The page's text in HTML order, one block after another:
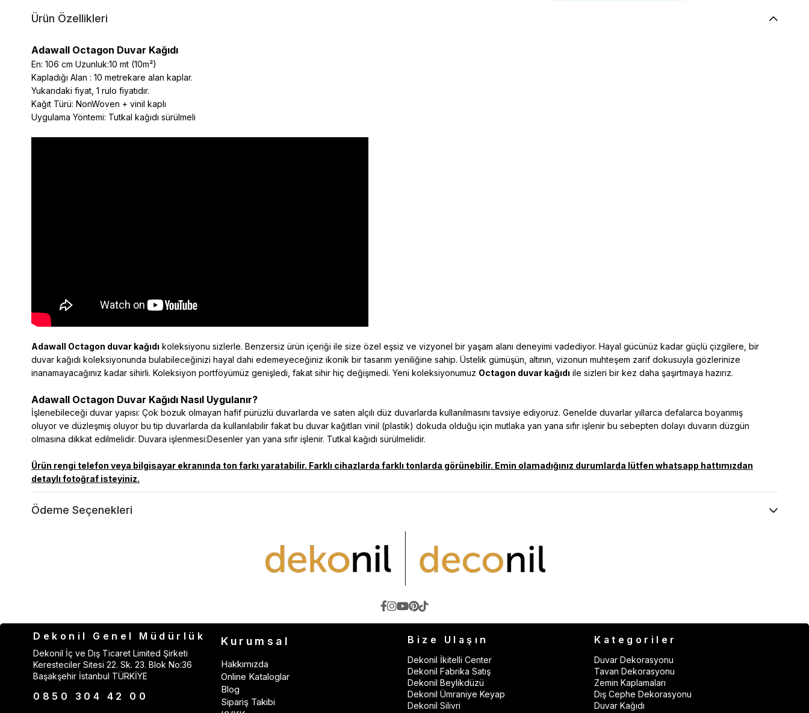
Ürün Özellikleri
Adawall Octagon Duvar Kağıdı
En: 106 cm Uzunluk:10 mt (10m²)
Kapladığı Alan : 10 metrekare alan kaplar.
Yukarıdaki fiyat, 1 rulo fiyatıdır.
Kağıt Türü: NonWoven + vinil kaplı
Uygulama Yöntemi: Tutkal kağıdı sürülmeli
Adawall Octagon duvar kağıdı koleksiyonu sizlerle. Benzersiz ürün içeriği ile size özel eşsiz ve vizyonel bir yaşam alanı deneyimi vadediyor. Hayal gücünüz kadar güçlü çizgilere, bir
duvar kağıdı koleksiyonunda bulabileceğinizi hayal dahi edemeyeceğiniz ikonik bir tasarım yeniliğine sahip. Üstelik gümüşün, altının, vizonun muhteşem zarif dokusuyla gözlerinize
inanamayacağınız kadar sihirli. Koleksiyon portföyümüz genişledi, fakat sihir hiç değişmedi. Yeni koleksiyonumuz Octagon duvar kağıdı ile sizleri bir kez daha şaşırtmaya hazırız.
Adawall Octagon Duvar Kağıdı Nasıl Uygulanır?
İşlenebileceği duvar yapısı: Çok bozuk olmayan hafif pürüzlü duvarlarda ve saten alçılı düz duvarlarda kullanılmasını tavsiye ediyoruz. Genelde duvarlar yıllarca defalarca boyanmış
oluyor ve düzleşmiş oluyor bu tip duvarlarda da kullanılabilir fakat bu duvar kağıtları vinil (plastik) dokuda olduğu için mutlaka yan yana sıfır işlenir bu sebepten dolayı duvarın düzgün
olmasına dikkat edilmelidir. Duvara işlenmesi:Desenler yan yana sıfır işlenir. Tutkal kağıdı sürülmelidir.
Ürün rengi telefon veya bilgisayar ekranında ton farkı yaratabilir. Farklı cihazlarda farklı tonlarda görünebilir. Emin olamadığınız durumlarda lütfen whatsapp hattımızdan
detaylı fotoğraf isteyiniz.
Ödeme Seçenekleri
Dekonil Genel Müdürlük
Dekonil İç ve Dış Ticaret Limited Şirketi
Keresteciler Sitesi 22. Sk. 23. Blok No:36
Başakşehir İstanbul TÜRKİYE
0850 304 42 00
Kurumsal
Hakkımızda
Online Kataloglar
Blog
Sipariş Takibi
Bize Ulaşın
Dekonil İkitelli Center
Dekonil Fabrika Satış
Dekonil Beylikdüzü
Dekonil Ümraniye Keyap
Dekonil Silivri
Kategoriler
Duvar Dekorasyonu
Tavan Dekorasyonu
Zemin Kaplamaları
Dış Cephe Dekorasyonu
Duvar Kağıdı